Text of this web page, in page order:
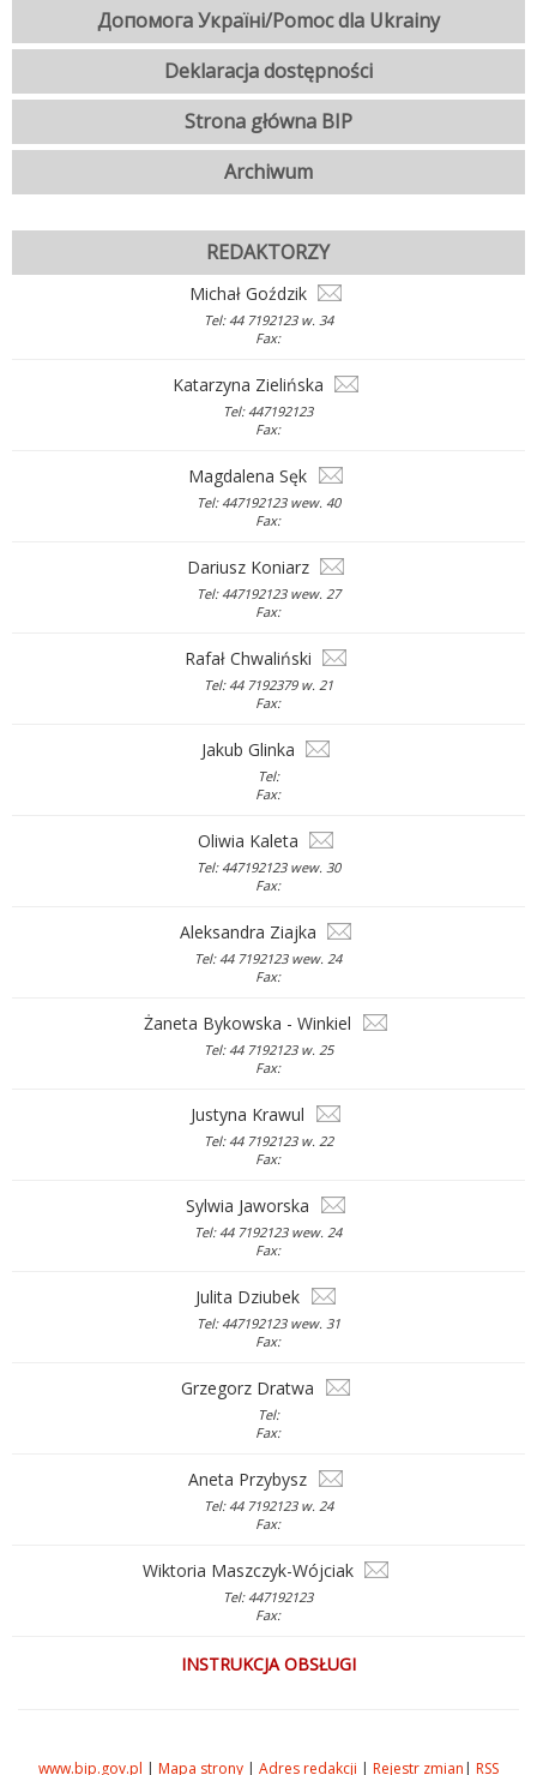
Допомога Україні/Pomoc dla Ukrainy
Deklaracja dostępności
Strona główna BIP
Archiwum
REDAKTORZY
Michał Goździk
Tel: 44 7192123 w. 34
Fax:
Katarzyna Zielińska
Tel: 447192123
Fax:
Magdalena Sęk
Tel: 447192123 wew. 40
Fax:
Dariusz Koniarz
Tel: 447192123 wew. 27
Fax:
Rafał Chwaliński
Tel: 44 7192379 w. 21
Fax:
Jakub Glinka
Tel:
Fax:
Oliwia Kaleta
Tel: 447192123 wew. 30
Fax:
Aleksandra Ziajka
Tel: 44 7192123 wew. 24
Fax:
Żaneta Bykowska - Winkiel
Tel: 44 7192123 w. 25
Fax:
Justyna Krawul
Tel: 44 7192123 w. 22
Fax:
Sylwia Jaworska
Tel: 44 7192123 wew. 24
Fax:
Julita Dziubek
Tel: 447192123 wew. 31
Fax:
Grzegorz Dratwa
Tel:
Fax:
Aneta Przybysz
Tel: 44 7192123 w. 24
Fax:
Wiktoria Maszczyk-Wójciak
Tel: 447192123
Fax:
INSTRUKCJA OBSŁUGI
www.bip.gov.pl | Mapa strony | Adres redakcji | Rejestr zmian | RSS